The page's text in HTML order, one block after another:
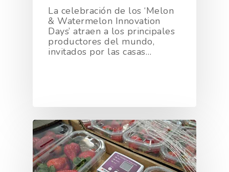
La celebración de los ‘Melon
& Watermelon Innovation
Days’ atraen a los principales
productores del mundo,
invitados por las casas…
Nuestros Asociados
Responsabilidad Social
Corporativa
Empresas
Asociados
Mapa De Productores
Productos
Temas